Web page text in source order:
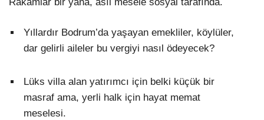
Yıllardır Bodrum’da yaşayan emekliler, köylüler,
dar gelirli aileler bu vergiyi nasıl ödeyecek?
Lüks villa alan yatırımcı için belki küçük bir
masraf ama, yerli halk için hayat memat
meselesi.